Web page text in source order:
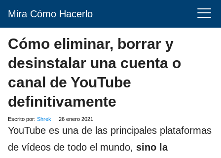
Mira Cómo Hacerlo
Cómo eliminar, borrar y
desinstalar una cuenta o
canal de YouTube
definitivamente
Escrito por: Shrek 26 enero 2021
YouTube es una de las principales plataformas
de vídeos de todo el mundo, sino la